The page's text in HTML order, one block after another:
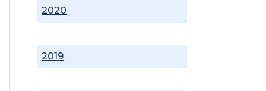
2019
2020